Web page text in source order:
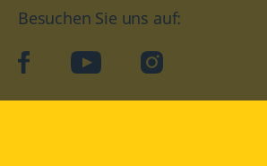
Besuchen Sie uns auf:
facebookYouTube Instagram